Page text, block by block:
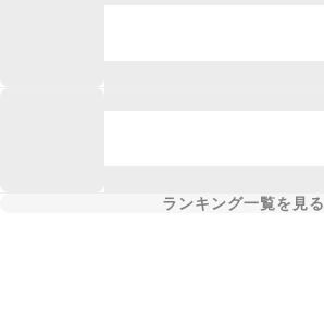
ランキング一覧を見る